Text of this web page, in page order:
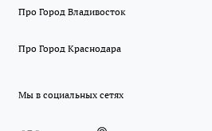
Про Город Владивосток
Про Город Краснодара
Мы в социальных сетях